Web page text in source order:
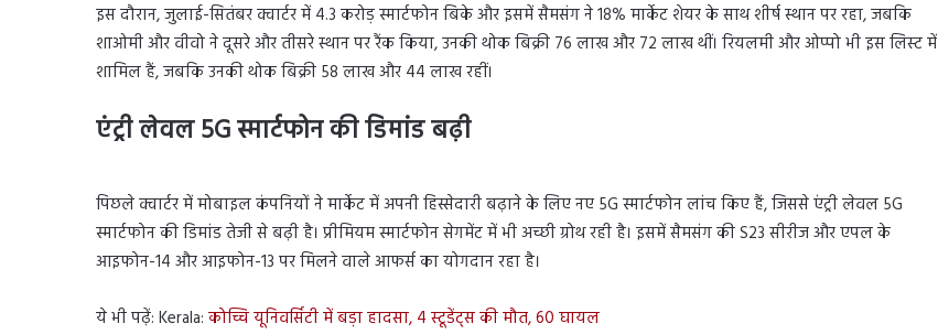
इस दौरान, जुलाई-सितंबर क्वार्टर में 4.3 करोड़ स्मार्टफोन बिके और इसमें सैमसंग ने 18% मार्केट शेयर के साथ शीर्ष स्थान पर रहा, जबकि
शाओमी और वीवो ने दूसरे और तीसरे स्थान पर रैंक किया, उनकी थोक बिक्री 76 लाख और 72 लाख थीं। रियलमी और ओप्पो भी इस लिस्ट में
शामिल हैं, जबकि उनकी थोक बिक्री 58 लाख और 44 लाख रहीं।
एंट्री लेवल5Gस्मार्टफोन की डिमांड बढ़ी
पिछले क्वार्टर में मोबाइल कंपनियों ने मार्केट में अपनी हिस्सेदारी बढ़ाने के लिए नए 5G स्मार्टफोन लांच किए हैं, जिससे एंट्री लेवल 5G
स्मार्टफोन की डिमांड तेजी से बढ़ी है। प्रीमियम स्मार्टफोन सेगमेंट में भी अच्छी ग्रोथ रही है। इसमें सैमसंग की S23 सीरीज और एपल के
आइफोन-14 और आइफोन-13 पर मिलने वाले आफर्स का योगदान रहा है।
ये भी पढ़ें: Kerala: कोच्चि यूनिवर्सिटी में बड़ा हादसा, 4 स्टूडेंट्स की मौत, 60 घायल